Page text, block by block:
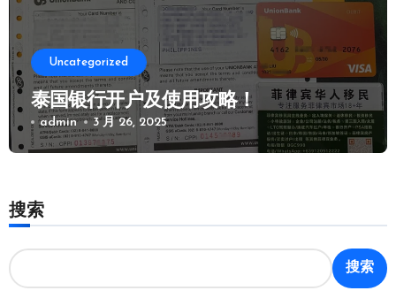
Uncategorized
泰国银行开户及使用攻略！
admin 3 月 26, 2025
搜索
搜索